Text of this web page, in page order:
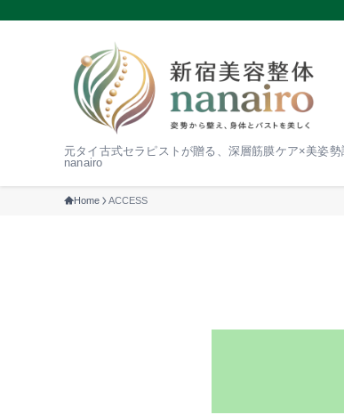
元タイ古式セラピストが贈る、深層筋膜ケア×美姿
nanairo
Home ACCESS